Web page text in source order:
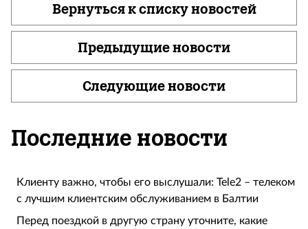
Вернуться к списку новостей
Предыдущие новости
Следующие новости
Последние новости
Клиенту важно, чтобы его выслушали: Tele2 – телеком
с лучшим клиентским обслуживанием в Балтии
Перед поездкой в другую страну уточните, какие